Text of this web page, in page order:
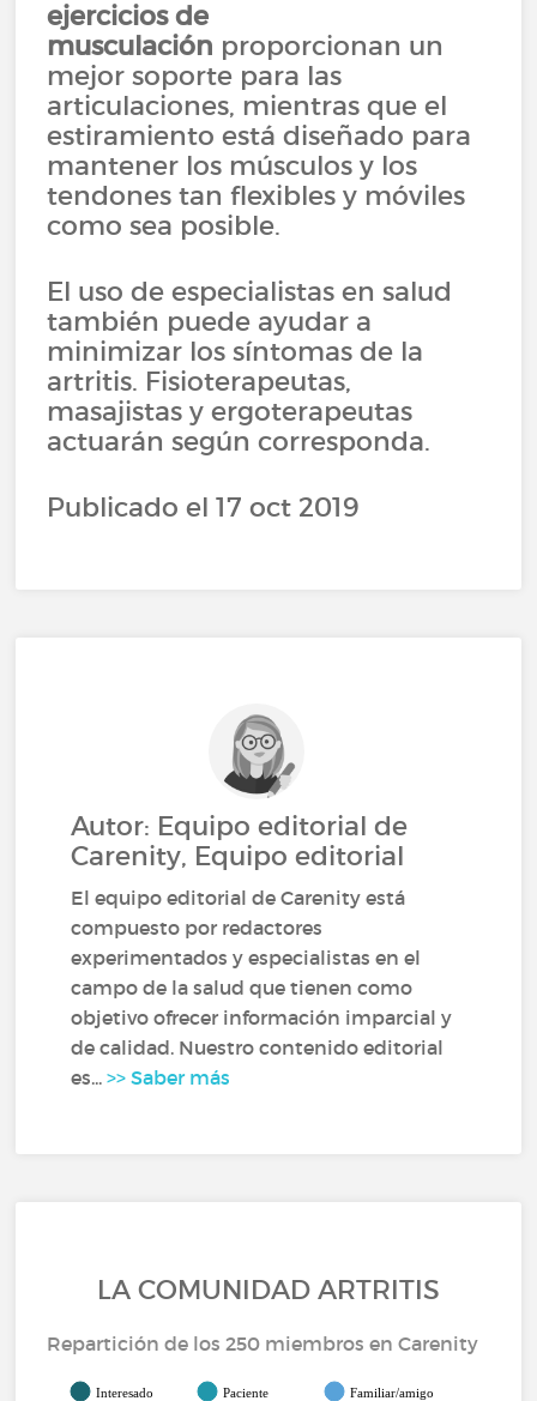
ejercicios de
musculación proporcionan un
mejor soporte para las
articulaciones, mientras que el
estiramiento está diseñado para
mantener los músculos y los
tendones tan flexibles y móviles
como sea posible.
El uso de especialistas en salud
también puede ayudar a
minimizar los síntomas de la
artritis. Fisioterapeutas,
masajistas y ergoterapeutas
actuarán según corresponda.
Publicado el 17 oct 2019
Autor: Equipo editorial de
Carenity, Equipo editorial
El equipo editorial de Carenity está
compuesto por redactores
experimentados y especialistas en el
campo de la salud que tienen como
objetivo ofrecer información imparcial y
de calidad. Nuestro contenido editorial
es...>> Saber más
LA COMUNIDAD ARTRITIS
Repartición de los 250 miembros en Carenity
Interesado Paciente Familiar/amigo